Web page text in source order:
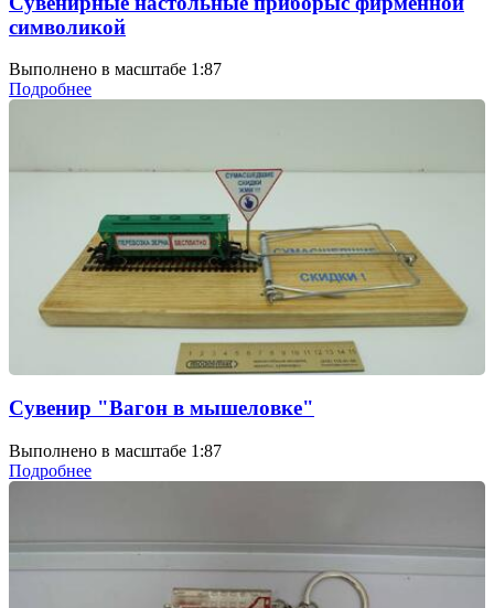
символикой
Выполнено в масштабе 1:87
Подробнее
Сувенир "Вагон в мышеловке"
Выполнено в масштабе 1:87
Подробнее